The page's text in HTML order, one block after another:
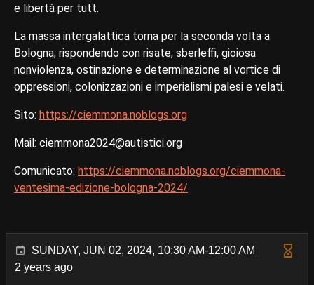
e libertà per tutt.
La massa intergalattica torna per la seconda volta a
Bologna, rispondendo con risate, sberleffi, gioiosa
nonviolenza, ostinazione e determinazione al vortice di
oppressioni, colonizzazioni e imperialismi palesi e velati.
Sito: https://ciemmona.noblogs.org
Mail: ciemmona2024@autistici.org
Comunicato: https://ciemmona.noblogs.org/ciemmona-
ventesima-edizione-bologna-2024/
SUNDAY, JUN 02, 2024, 10:30 AM-12:00 AM
2 years ago